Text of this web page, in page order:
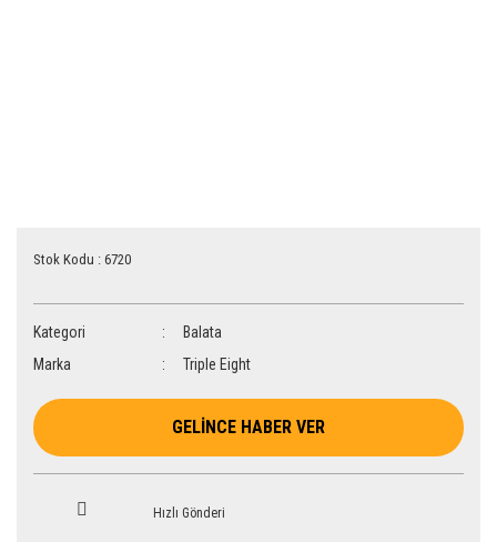
Stok Kodu : 6720
Kategori
Balata
Marka
Triple Eight
GELİNCE HABER VER
Hızlı Gönderi